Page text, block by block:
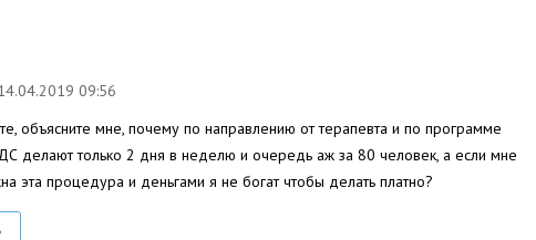
09:56
объясните мне, почему по направлению от терапевта и по программе
делают только 2 дня в неделю и очередь аж за 80 человек, а если мне
эта процедура и деньгами я не богат чтобы делать платно?